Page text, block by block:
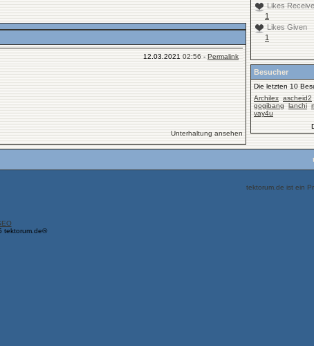
12.03.2021 02:56 - Permalink
Unterhaltung ansehen
Likes
1
Likes Given
1
Besucher
Die letzten 10
Archilex ascheid2
gogibang
lanchi
vay4u
tektorum.de ist ein
tektorum.de®